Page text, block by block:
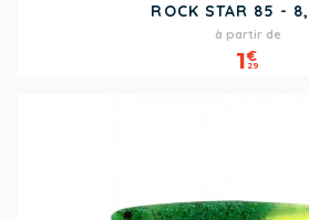
ROCK STAR 85 -
Prix
à partir de
1€
29